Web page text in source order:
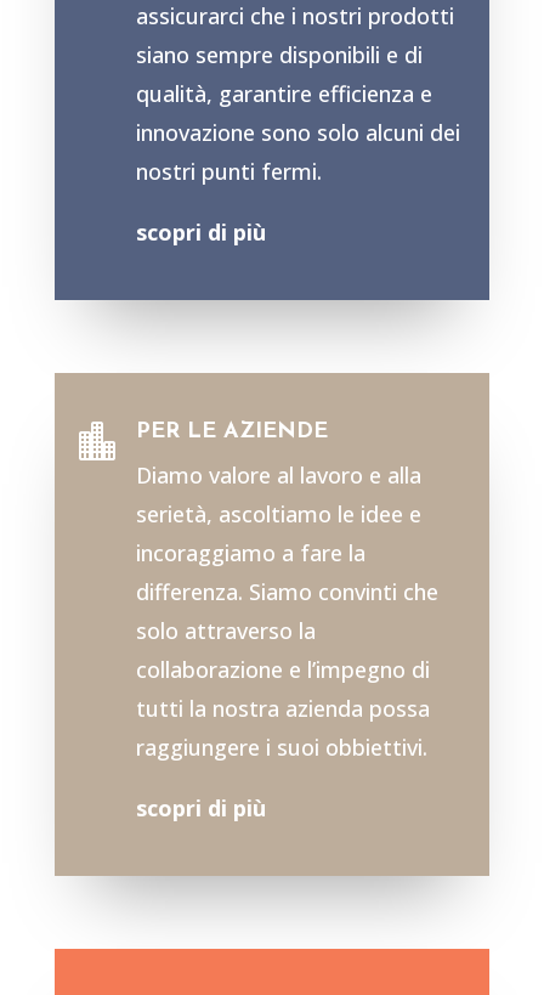
assicurarci che i nostri prodotti
siano sempre disponibili e di
qualità, garantire efficienza e
innovazione sono solo alcuni dei
nostri punti fermi.
scopri di più
 PER LE AZIENDE
Diamo valore al lavoro e alla
serietà, ascoltiamo le idee e
incoraggiamo a fare la
differenza. Siamo convinti che
solo attraverso la
collaborazione e l’impegno di
tutti la nostra azienda possa
raggiungere i suoi obbiettivi.
scopri di più